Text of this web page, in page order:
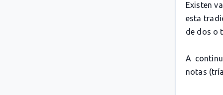
Existen
esta
de dos o
A
notas